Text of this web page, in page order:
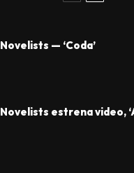
Novelists — ‘Coda’
Novelists estrena video,